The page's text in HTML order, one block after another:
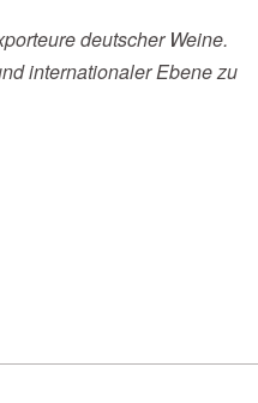
deutscher Weine.
internationaler Ebene zu